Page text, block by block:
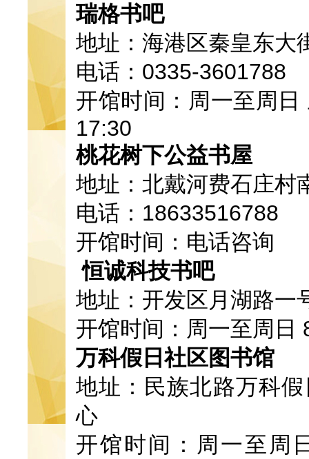
瑞格书吧
地址：海港区秦皇东大
电话：0335-3601788
开馆时间：周一至周
17:30
桃花树下公益书屋
地址：北戴河费石庄村
电话：18633516788
开馆时间：电话咨询
恒诚科技书吧
地址：开发区月湖路一
开馆时间：周一至周日
万科假日社区图书馆
地址：民族北路万科
心
开馆时间：周一至周